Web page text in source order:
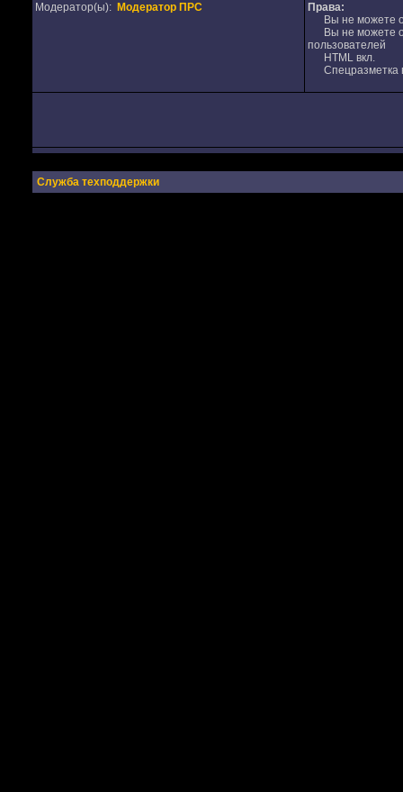
Модератор(ы): Модератор ПРС
Права:
Вы не можете
Вы не можете
пользователей
HTML вкл.
Спецразметка
Служба техподдержки